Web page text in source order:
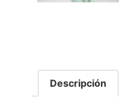
Descripción